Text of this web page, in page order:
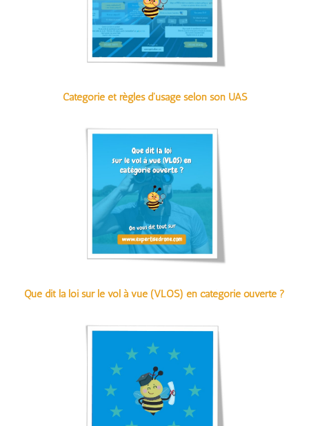
Catégorie et règles d'usage selon son UAS
Que dit la loi sur le vol à vue (VLOS) en catégorie ouverte ?